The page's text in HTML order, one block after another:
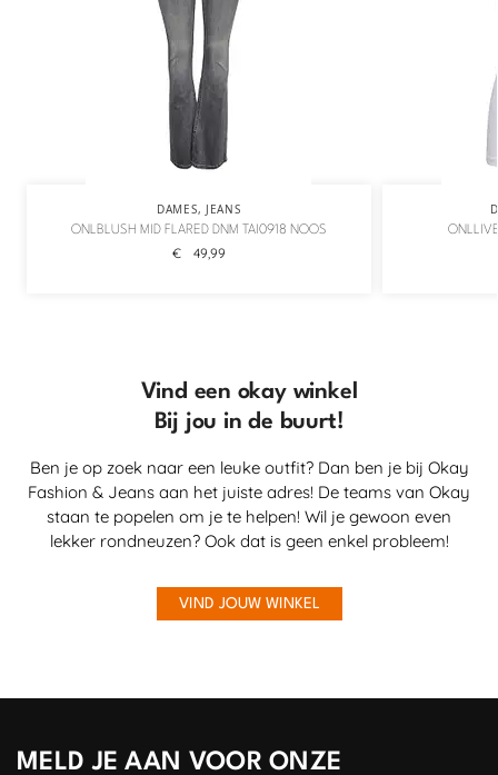
DAMES, JEANS
ONLBLUSH MID FLARED DNM TAI0918 NOOS
€ 49,99
Vind een okay winkel
Bij jou in de buurt!
Ben je op zoek naar een leuke outfit? Dan ben je bij Okay
Fashion & Jeans aan het juiste adres! De teams van Okay
staan te popelen om je te helpen! Wil je gewoon even
lekker rondneuzen? Ook dat is geen enkel probleem!
VIND JOUW WINKEL
MELD JE AAN VOOR ONZE